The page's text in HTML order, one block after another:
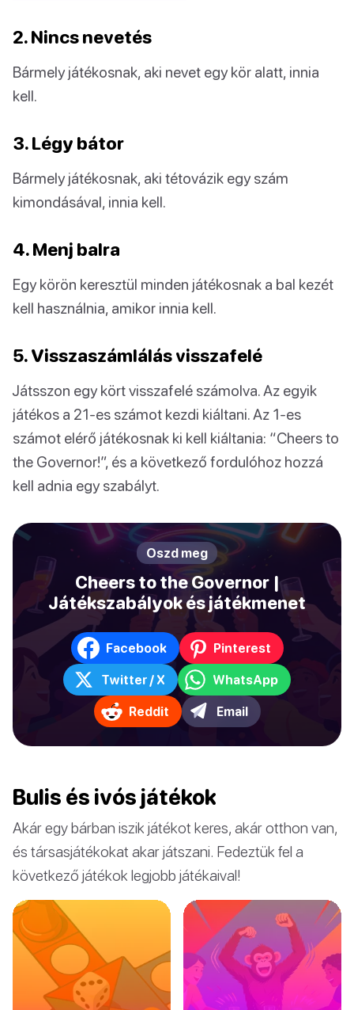
2. Nincs nevetés
Bármely játékosnak, aki nevet egy kör alatt, innia
kell.
3. Légy bátor
Bármely játékosnak, aki tétovázik egy szám
kimondásával, innia kell.
4. Menj balra
Egy körön keresztül minden játékosnak a bal kezét
kell használnia, amikor innia kell.
5. Visszaszámlálás visszafelé
Játsszon egy kört visszafelé számolva. Az egyik
játékos a 21-es számot kezdi kiáltani. Az 1-es
számot elérő játékosnak ki kell kiáltania: “Cheers to
the Governor!”, és a következő fordulóhoz hozzá
kell adnia egy szabályt.
Oszd meg
Cheers to the Governor |
Játékszabályok és játékmenet
Facebook Pinterest
Twitter / X WhatsApp
Reddit Email
Bulis és ivós játékok
Akár egy bárban iszik játékot keres, akár otthon van,
és társasjátékokat akar játszani. Fedeztük fel a
következő játékok legjobb játékaival!